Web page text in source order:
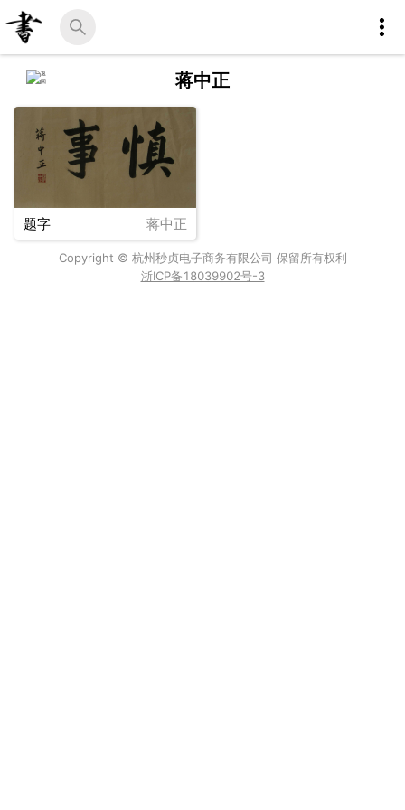
蒋中正
题字 蒋中正
Copyright © 杭州秒贞电子商务有限公司 保留所有权利
浙ICP备18039902号-3